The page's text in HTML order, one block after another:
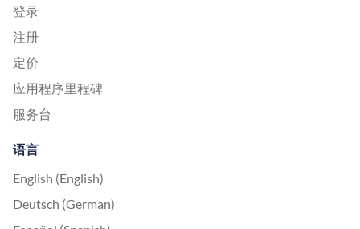
登录
注册
定价
应用程序里程碑
服务台
语言
English (English)
Deutsch (German)